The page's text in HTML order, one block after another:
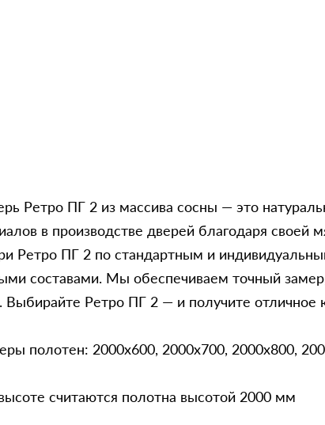
Ретро ПГ 2 из массива сосны — это
в производстве дверей благодаря
Ретро ПГ 2 по стандартным и
составами. Мы обеспечиваем точный
Выбирайте Ретро ПГ 2 — и получите отличное
полотен: 2000x600, 2000x700, 2000x800,
считаются полотна высотой 2000 мм